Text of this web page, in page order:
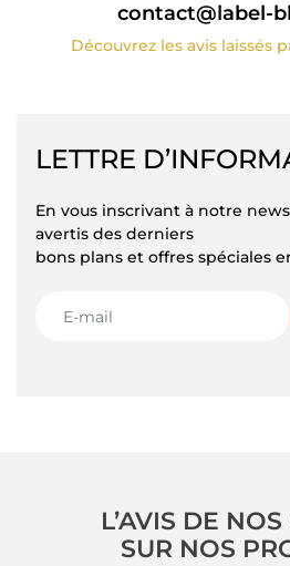
contact@label-
Découvrez les avis laissés
LETTRE
En vous inscrivant à notre
avertis des derniers
bons plans et offres spéciales
L’AVIS DE
SUR NOS